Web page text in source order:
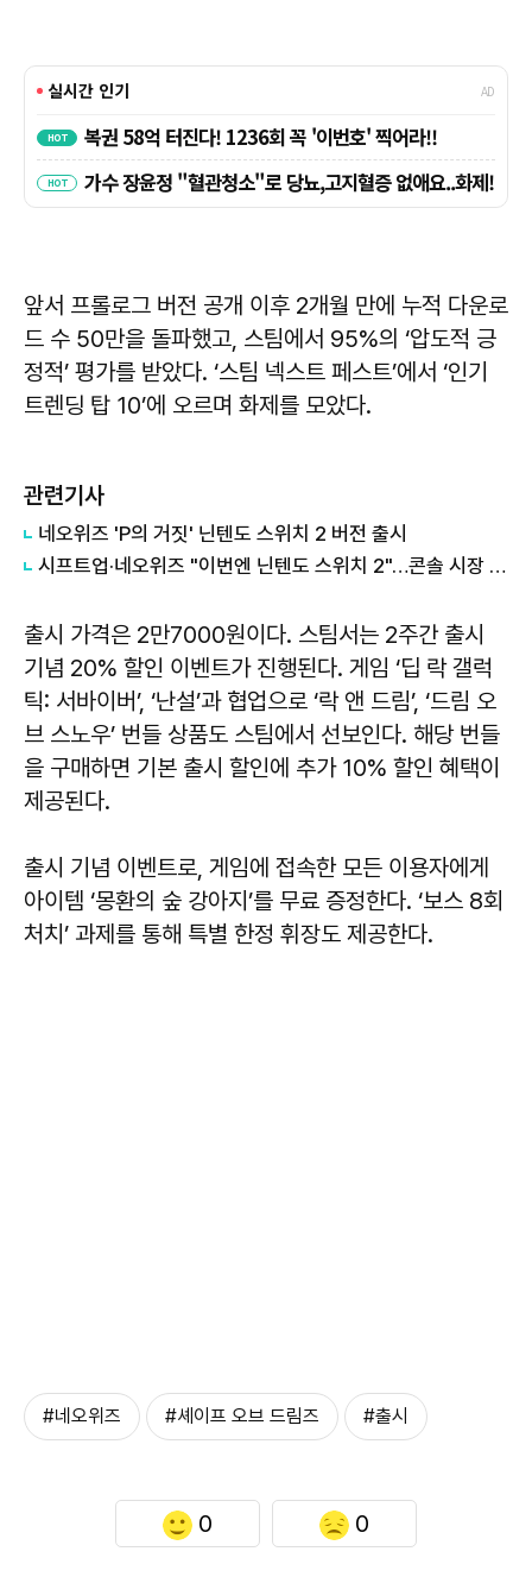
앞서 프롤로그 버전 공개 이후 2개월 만에 누적 다운로
드 수 50만을 돌파했고, 스팀에서 95%의 ‘압도적 긍
정적’ 평가를 받았다. ‘스팀 넥스트 페스트’에서 ‘인기
트렌딩 탑 10’에 오르며 화제를 모았다.
관련기사
네오위즈 'P의 거짓' 닌텐도 스위치 2 버전 출시
시프트업·네오위즈 "이번엔 닌텐도 스위치 2"…콘솔 시장 확대
출시 가격은 2만7000원이다. 스팀서는 2주간 출시
기념 20% 할인 이벤트가 진행된다. 게임 ‘딥 락 갤럭
틱: 서바이버’, ‘난설’과 협업으로 ‘락 앤 드림’, ‘드림 오
브 스노우’ 번들 상품도 스팀에서 선보인다. 해당 번들
을 구매하면 기본 출시 할인에 추가 10% 할인 혜택이
제공된다.
출시 기념 이벤트로, 게임에 접속한 모든 이용자에게
아이템 ‘몽환의 숲 강아지’를 무료 증정한다. ‘보스 8회
처치’ 과제를 통해 특별 한정 휘장도 제공한다.
#네오위즈 #셰이프 오브 드림즈 #출시
0 0